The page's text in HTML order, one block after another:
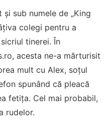
sub numele de „King
colegi pentru a
tinerei. În
acesta ne-a mărturisit
mult cu Alex, soțul
spunând că pleacă
fetița. Cel mai probabil,
rudelor.